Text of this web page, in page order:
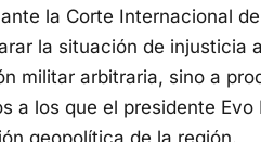
la Corte Internacional
la situación de injusticia
militar arbitraria, sino a
a los que el presidente
geopolítica de la región.